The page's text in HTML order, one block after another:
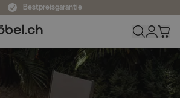
Bestpreisgarantie